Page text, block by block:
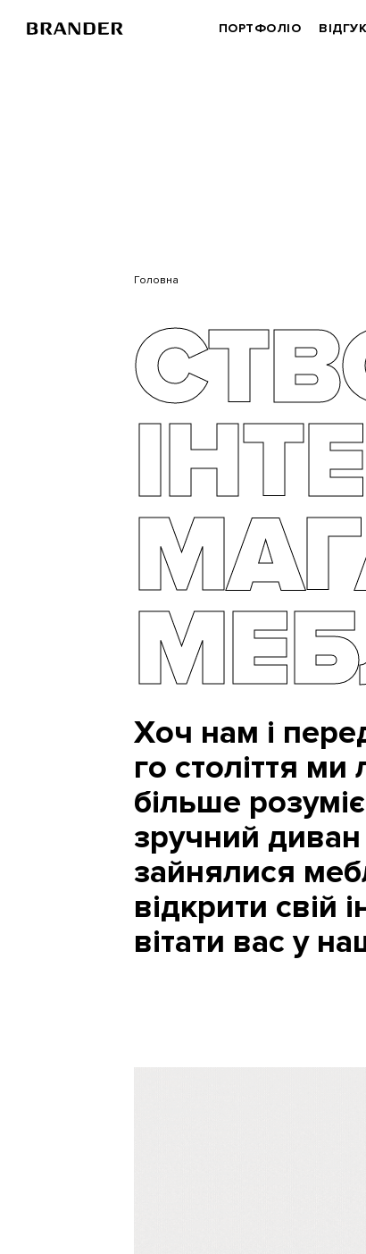
BRANDER
ПОРТФОЛІО
Головна
Хоч нам і
го століття ми
більше
зручний
зайнялися
відкрити свій
вітати вас у